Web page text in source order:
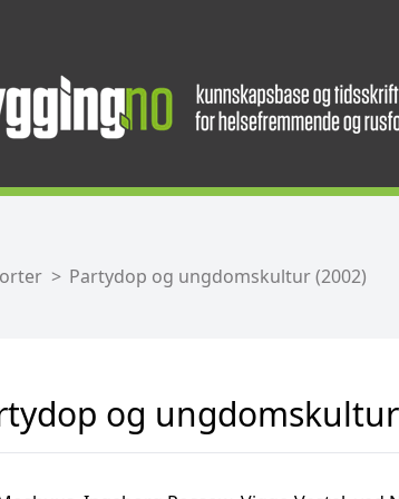
Partydop og ungdomskultur (2002)
og